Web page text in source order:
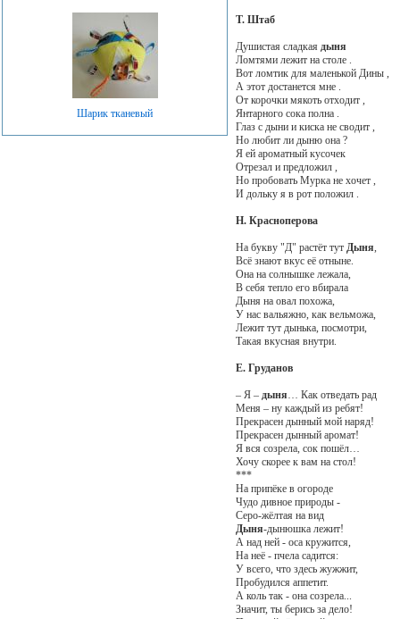
Шарик тканевый
Т. Штаб
Душистая сладкая дыня
Ломтями лежит на столе .
Вот ломтик для маленькой Дины ,
А этот достанется мне .
От корочки мякоть отходит ,
Янтарного сока полна .
Глаз с дыни и киска не сводит ,
Но любит ли дыню она ?
Я ей ароматный кусочек
Отрезал и предложил ,
Но пробовать Мурка не хочет ,
И дольку я в рот положил .
Н. Красноперова
На букву "Д" растёт тут Дыня
Всё знают вкус её отныне.
Она на солнышке лежала,
В себя тепло его вбирала
Дыня на овал похожа,
У нас вальяжно, как вельможа,
Лежит тут дынька, посмотри,
Такая вкусная внутри.
Е. Груданов
– Я – дыня … Как отведать рад
Меня – ну каждый из ребят!
Прекрасен дынный мой наряд!
Прекрасен дынный аромат!
Я вся созрела, сок пошёл…
Хочу скорее к вам на стол!
***
На припёке в огороде
Чудо дивное природы -
Серо-жёлтая на вид
Дыня-дынюшка лежит!
А над ней - оса кружится,
На неё - пчела садится:
У всего, что здесь жужжит,
Пробудился аппетит.
А коль так - она созрела...
Значит, ты берись за дело!